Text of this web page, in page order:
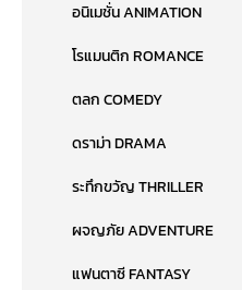
อนิเมชั่น ANIMATION
โรแมนติก ROMANCE
ตลก COMEDY
ดราม่า DRAMA
ระทึกขวัญ THRILLER
ผจญภัย ADVENTURE
แฟนตาซี FANTASY